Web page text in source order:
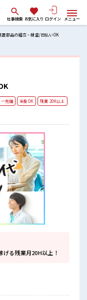
仕事検索 お気に入り ログイン メニュー
置部品の組立・検査/日払いOK
ー完備 染髪OK
残業 20H以上
る残業月20H以上！